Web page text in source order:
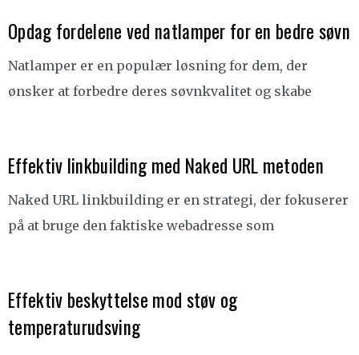
Opdag fordelene ved natlamper for en bedre søvn
Natlamper er en populær løsning for dem, der
ønsker at forbedre deres søvnkvalitet og skabe
Effektiv linkbuilding med Naked URL metoden
Naked URL linkbuilding er en strategi, der fokuserer
på at bruge den faktiske webadresse som
Effektiv beskyttelse mod støv og
temperaturudsving